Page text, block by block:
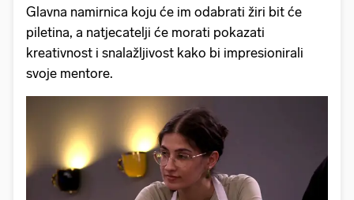
Glavna namirnica koju će im odabrati žiri bit će
piletina, a natjecatelji će morati pokazati
kreativnost i snalažljivost kako bi impresionirali
svoje mentore.